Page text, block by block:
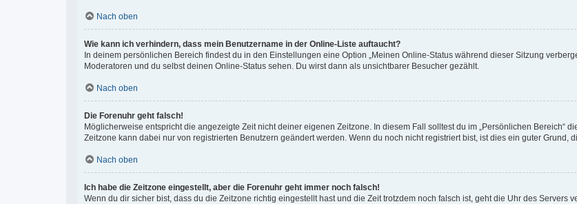
Nach oben
Wie kann ich verhindern, dass mein Benutzername in der Online-Liste auftaucht?
In deinem persönlichen Bereich findest du in den Einstellungen eine Option „Meinen Online-Status während dieser Sitzung
Moderatoren und du selbst deinen Online-Status sehen. Du wirst dann als unsichtbarer Besucher gezählt.
Nach oben
Die Forenuhr geht falsch!
Möglicherweise entspricht die angezeigte Zeit nicht deiner eigenen Zeitzone. In diesem Fall solltest du im „Persönlichen Bereich“
Zeitzone kann dabei nur von registrierten Benutzern geändert werden. Wenn du noch nicht registriert bist, ist dies ein guter Grund,
Nach oben
Ich habe die Zeitzone eingestellt, aber die Forenuhr geht immer noch falsch!
Wenn du dir sicher bist, dass du die Zeitzone richtig eingestellt hast und die Zeit trotzdem noch falsch ist, geht die Uhr des Servers